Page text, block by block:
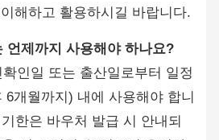
해하고 활용하시길 바랍니다.
언제까지 사용해야 하나요?
인일 또는 출산일로부터 일정
6개월까지) 내에 사용해야 합니
한은 바우처 발급 시 안내되